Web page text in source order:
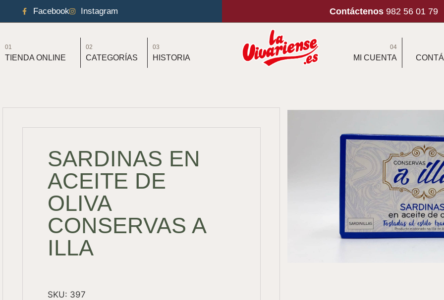
Facebook Instagram Contáctenos 982 56 01 79
01
TIENDA ONLINE
02
CATEGORÍAS
03
HISTORIA
04
MI CUENTA
SARDINAS EN
ACEITE DE
OLIVA
CONSERVAS A
ILLA
SKU: 397